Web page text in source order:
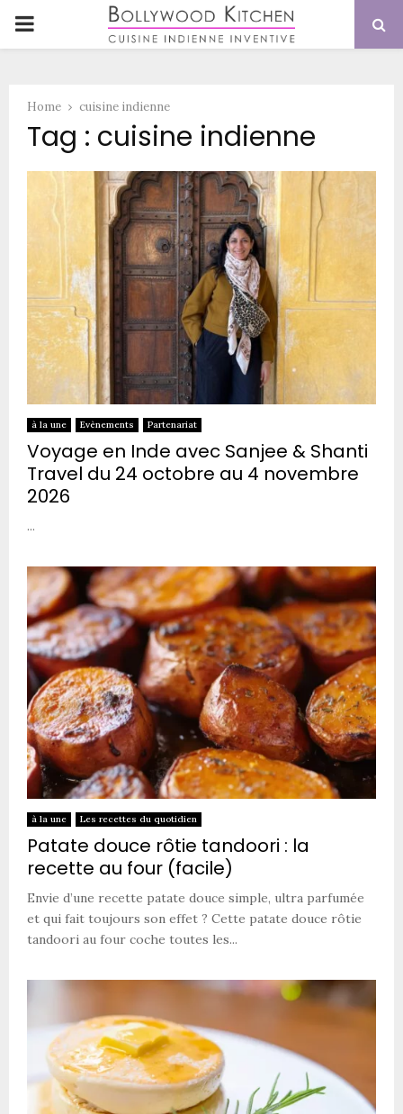
PRIMARY
Home cuisine indienne
Tag : cuisine indienne
à la une Evènements Partenariat
Voyage en Inde avec Sanjee & Shanti
Travel du 24 octobre au 4 novembre
2026
...
à la une Les recettes du quotidien
Patate douce rôtie tandoori : la
recette au four (facile)
Envie d’une recette patate douce simple, ultra parfumée
et qui fait toujours son effet ? Cette patate douce rôtie
tandoori au four coche toutes les...